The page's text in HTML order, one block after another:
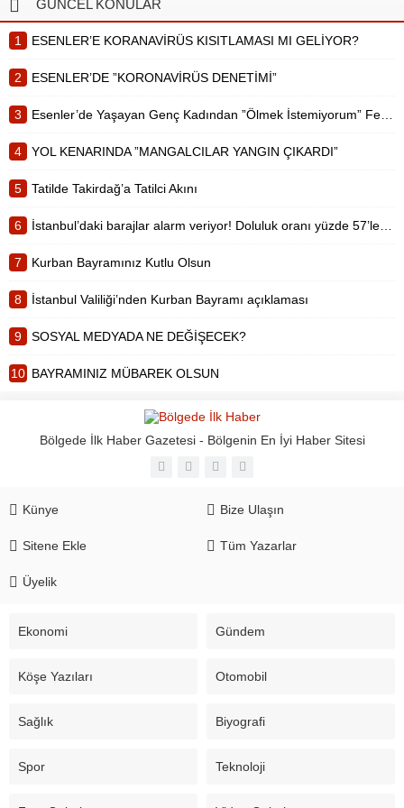
tedbirler arasında, bayramlaşmanın
GÜNCEL KONULAR
1 ESENLER’E KORANAVİRÜS KISITLAMASI MI GELİYOR?
2 ESENLER’DE ”KORONAVİRÜS DENETİMİ”
3 Esenler’de Yaşayan Genç Kadından ”Ölmek İstemiyorum” Feryadı
4 YOL KENARINDA ”MANGALCILAR YANGIN ÇIKARDI”
5 Tatilde Takirdağ’a Tatilci Akını
6 İstanbul’daki barajlar alarm veriyor! Doluluk oranı yüzde 57’lere düştü
7 Kurban Bayramınız Kutlu Olsun
8 İstanbul Valiliği’nden Kurban Bayramı açıklaması
9 SOSYAL MEDYADA NE DEĞİŞECEK?
10 BAYRAMINIZ MÜBAREK OLSUN
Bölgede İlk Haber Gazetesi - Bölgenin En İyi Haber Sitesi
Künye Bize Ulaşın
Sitene Ekle Tüm Yazarlar
Üyelik
Ekonomi Gündem
Köşe Yazıları Otomobil
Sağlık Biyografi
Spor Teknoloji